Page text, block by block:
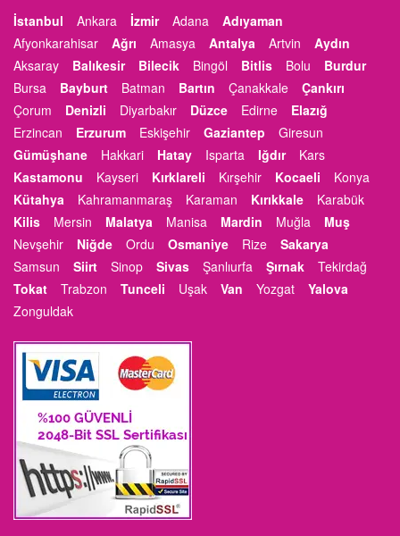
İstanbul Ankara İzmir Adana
Adıyaman
Afyonkarahisar
Ağrı Amasya Antalya Artvin
Aydın
Aksaray
Balıkesir Bilecik Bingöl Bitlis Bolu
Burdur
Bursa
Bayburt Batman Bartın Çanakkale
Çankırı
Çorum
Denizli Diyarbakır Düzce Edirne
Elazığ
Erzincan
Erzurum Eskişehir Gaziantep
Giresun
Gümüşhane
Hakkari Hatay Isparta Iğdır
Kars
Kastamonu
Kayseri Kırklareli Kırşehir Kocaeli
Konya
Kütahya
Kahramanmaraş Karaman Kırıkkale
Karabük
Kilis
Mersin Malatya Manisa Mardin Muğla
Muş
Nevşehir
Niğde Ordu Osmaniye Rize
Sakarya
Samsun
Siirt Sinop Sivas Şanlıurfa Şırnak
Tekirdağ
Tokat
Trabzon Tunceli Uşak Van Yozgat
Yalova
Zonguldak